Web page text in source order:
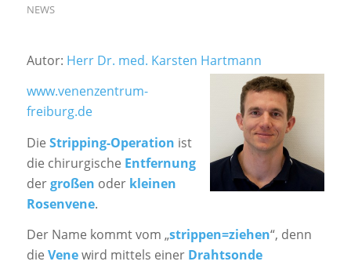
NEWS
Autor: Herr Dr. med. Karsten Hartmann
www.venenzentrum-
freiburg.de
Die Stripping-Operation ist
die chirurgische Entfernung
dergroßen oder kleinen
Rosenvene.
Der Name kommt vom „strippen=ziehen“, denn
die Venewird mittels einer Drahtsonde